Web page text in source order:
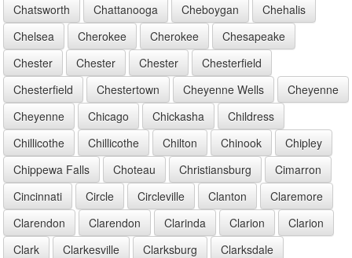
Chatsworth
Chattanooga Cheboygan
Chehalis
Chelsea
Cherokee Cherokee
Chesapeake
Chester
Chester Chester
Chesterfield
Chesterfield
Chestertown Cheyenne Wells
Cheyenne
Cheyenne
Chicago Chickasha
Childress
Chillicothe
Chillicothe Chilton Chinook
Chipley
Chippewa Falls
Choteau Christiansburg
Cimarron
Cincinnati
Circle Circleville Clanton
Claremore
Clarendon
Clarendon Clarinda Clarion
Clarion
Clark
Clarkesville Clarksburg
Clarksdale